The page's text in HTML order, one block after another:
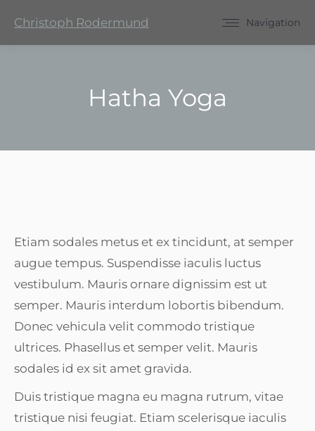
Navigation
Christoph Rodermund
Hatha Yoga
Etiam sodales metus et ex tincidunt, at semper
augue tempus. Suspendisse iaculis luctus
vestibulum. Mauris ornare dignissim est ut
semper. Mauris interdum lobortis bibendum.
Donec vehicula velit commodo tristique
ultrices. Phasellus et semper velit. Mauris
sodales id ex sit amet gravida.
Duis tristique magna eu magna rutrum, vitae
tristique nisi feugiat. Etiam scelerisque iaculis